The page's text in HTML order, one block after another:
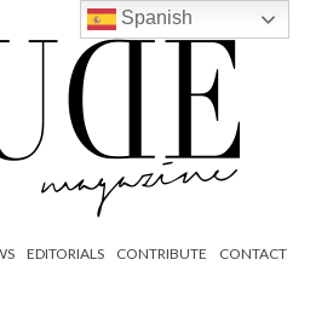
EDITORIALS CONTRIBUTE CONTACT
Spanish